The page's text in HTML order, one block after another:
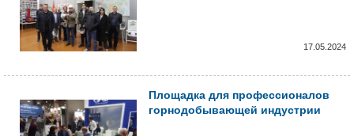
17.05.2024
Площадка для профессионалов
горнодобывающей индустрии